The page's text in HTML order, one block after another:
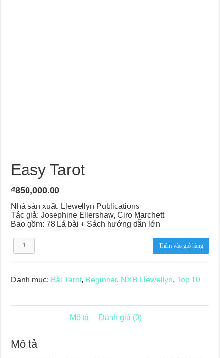
Easy Tarot
₫850,000.00
Nhà sản xuất: Llewellyn Publications
Tác giả: Josephine Ellershaw, Ciro Marchetti
Bao gồm: 78 Lá bài + Sách hướng dẫn lớn
Easy
Thêm vào giỏ hàng
Danh mục: Bài Tarot, Beginner, NXB Llewellyn,Top 10
Mô tả Đánh giá (0)
Mô tả